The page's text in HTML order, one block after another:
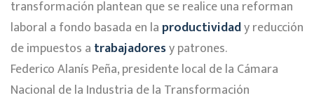
transformación plantean que se realice una reforman
laboral a fondo basada en la productividady reducción
de impuestos a trabajadoresy patrones.
Federico Alanís Peña, presidente local de la Cámara
Nacional de la Industria de la Transformación